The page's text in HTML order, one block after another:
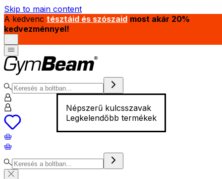
Skip to main content
A kedvenc tésztáid és szószaid most akár 20%
kedvezménnyel!
Népszerű kulcsszavak
Legkelendőbb termékek